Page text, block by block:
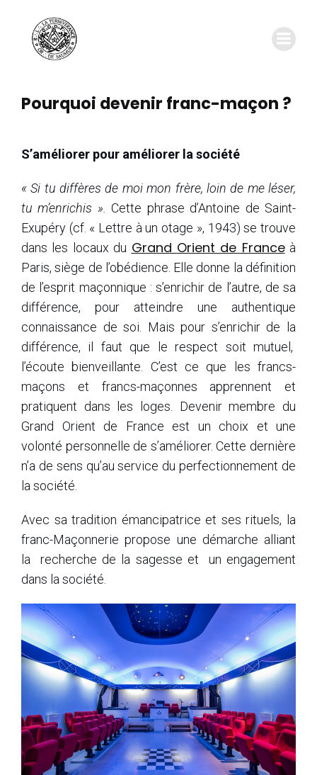
Pourquoi devenir franc-maçon ?
S’améliorer pour améliorer la société
« Si tu diffères de moi mon frère, loin de me léser,
tu m’enrichis ».Cette phrase d’Antoine de Saint-
Exupéry (cf. « Lettre à un otage », 1943) se trouve
dans les locaux du Grand Orient de Franceà
Paris, siège de l’obédience. Elle donne la définition
de l’esprit maçonnique : s’enrichir de l’autre, de sa
différence, pour atteindre une authentique
connaissance de soi. Mais pour s’enrichir de la
différence, il faut que le respect soit mutuel,
l’écoute bienveillante. C’est ce que les francs-
maçons et francs-maçonnes apprennent et
pratiquent dans les loges. Devenir membre du
Grand Orient de France est un choix et une
volonté personnelle de s’améliorer. Cette dernière
n’a de sens qu’au service du perfectionnement de
la société.
Avec sa tradition émancipatrice et ses rituels, la
franc-Maçonnerie propose une démarche alliant
la recherche de la sagesse et un engagement
dans la société.